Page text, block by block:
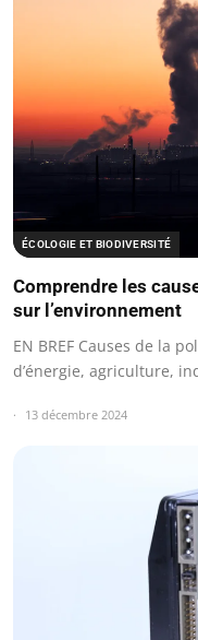
ÉCOLOGIE ET BIODIVERSITÉ
Comprendre les
sur l’environnement
EN BREF Causes de la
d’énergie, agriculture,
13 décembre 2024